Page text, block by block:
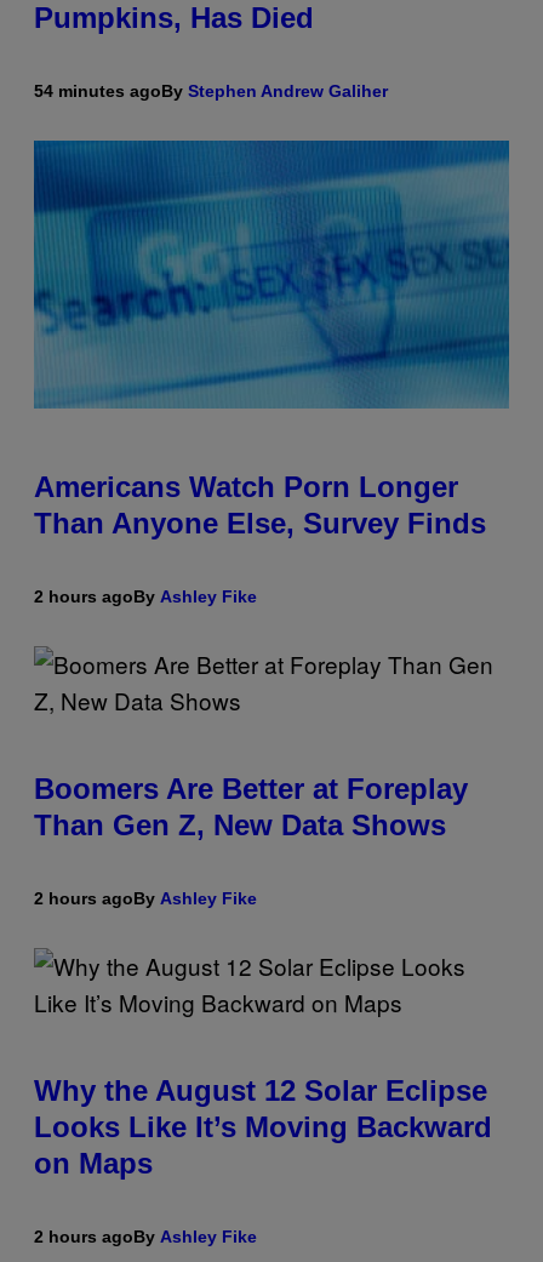
Pumpkins, Has Died
54 minutes agoBy Stephen Andrew Galiher
Americans Watch Porn Longer
Than Anyone Else, Survey Finds
2 hours agoBy Ashley Fike
Boomers Are Better at Foreplay
Than Gen Z, New Data Shows
2 hours agoBy Ashley Fike
Why the August 12 Solar Eclipse
Looks Like It’s Moving Backward
on Maps
2 hours agoBy Ashley Fike